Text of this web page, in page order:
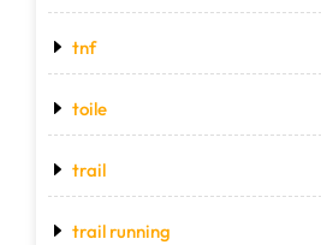
tnf
toile
trail
trail running